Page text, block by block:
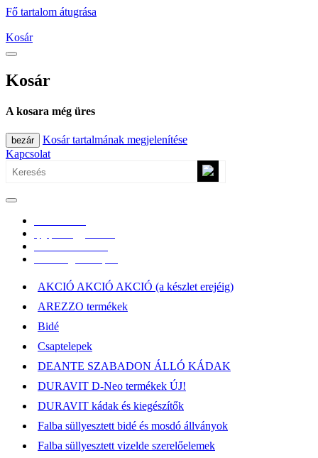
Fő tartalom átugrása
Kosár
Kosár
A kosara még üres
bezár
Kosár tartalmának megjelenítése
Kapcsolat
AKCIÓ AKCIÓ AKCIÓ (a készlet erejéig)
AREZZO termékek
Bidé
Csaptelepek
DEANTE SZABADON ÁLLÓ KÁDAK
DURAVIT D-Neo termékek ÚJ!
DURAVIT kádak és kiegészítők
Falba süllyesztett bidé és mosdó állványok
Falba süllyesztett vizelde szerelőelemek